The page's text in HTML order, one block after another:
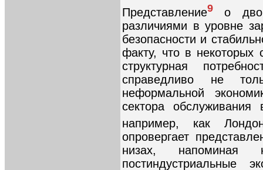
Представление9 о
различиями в уровне
безопасности и
факту, что в некоторых
структурная
справедливо не
неформальной
сектора обслуживания
например, как
опровергает
низах,
постиндустриальные